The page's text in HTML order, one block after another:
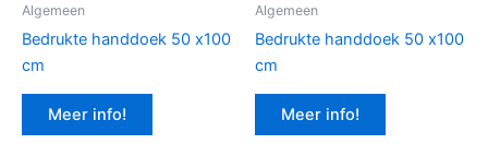
Algemeen
Bedrukte handdoek 50 x100
cm
Meer info!
Algemeen
Bedrukte handdoek 50 x100
cm
Meer info!